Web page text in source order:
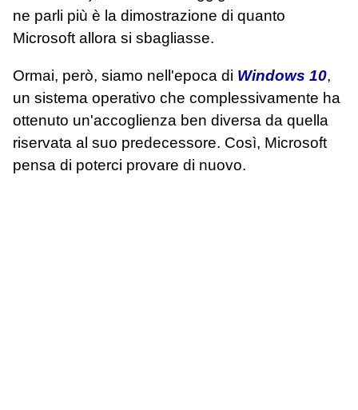
ne parli più è la dimostrazione di quanto
Microsoft allora si sbagliasse.
Ormai, però, siamo nell'epoca di Windows 10,
un sistema operativo che complessivamente ha
ottenuto un'accoglienza ben diversa da quella
riservata al suo predecessore. Così, Microsoft
pensa di poterci provare di nuovo.